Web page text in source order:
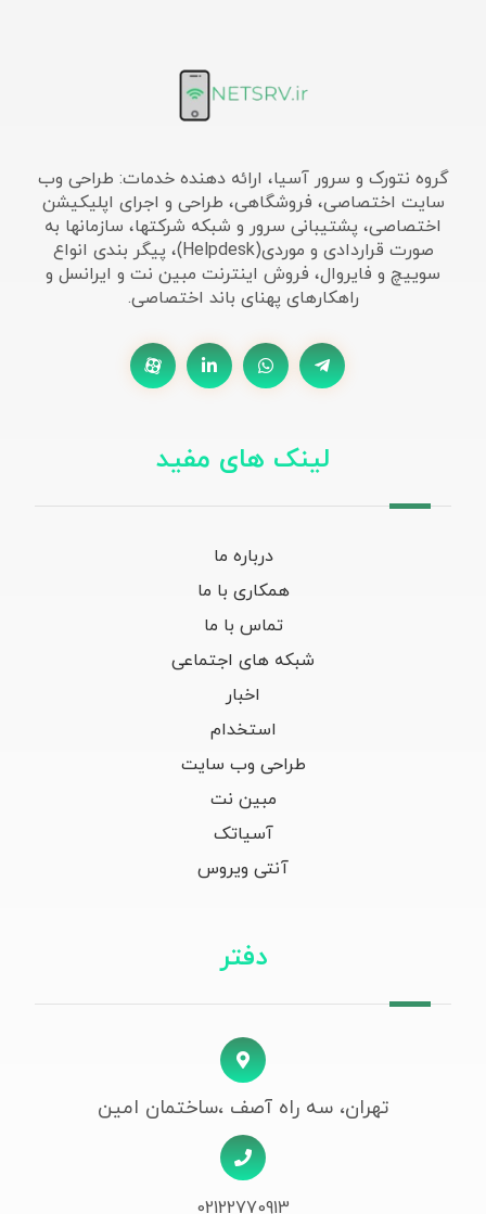
گروه نتورک و سرور آسیا، ارائه دهنده خدمات: طراحی وب
سایت اختصاصی، فروشگاهی، طراحی و اجرای اپلیکیشن
اختصاصی، پشتیبانی سرور و شبکه شرکتها، سازمانها به
صورت قراردادی و موردی(Helpdesk)، پیگر بندی انواع
سوییچ و فایروال، فروش اینترنت مبین نت و ایرانسل و
راهکارهای پهنای باند اختصاصی.
لینک های مفید
درباره ما
همکاری با ما
تماس با ما
شبکه های اجتماعی
اخبار
استخدام
طراحی وب سایت
مبین نت
آسیاتک
آنتی ویروس
دفتر
تهران، سه راه آصف ،ساختمان امین
02122770913